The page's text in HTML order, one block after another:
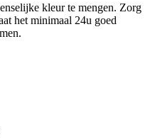
kleur te mengen. Zorg
het minimaal 24u goed